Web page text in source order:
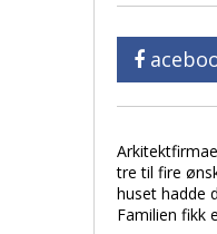
tre til fire
huset hadde
Familien fikk